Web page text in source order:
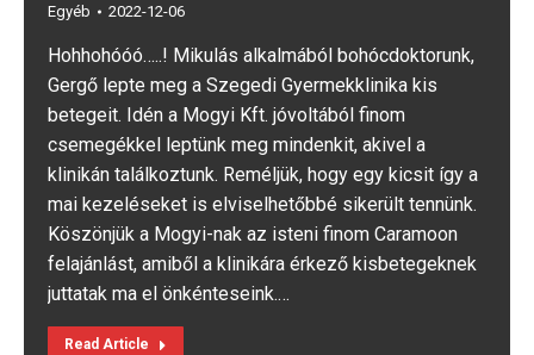
Egyéb 2022-12-06
Hohhohóóó…..! Mikulás alkalmából bohócdoktorunk,
Gergő lepte meg a Szegedi Gyermekklinika kis
betegeit. Idén a Mogyi Kft. jóvoltából finom
csemegékkel leptünk meg mindenkit, akivel a
klinikán találkoztunk. Reméljük, hogy egy kicsit így a
mai kezeléseket is elviselhetőbbé sikerült tennünk.
Köszönjük a Mogyi-nak az isteni finom Caramoon
felajánlást, amiből a klinikára érkező kisbetegeknek
juttatak ma el önkénteseink.…
Read Article